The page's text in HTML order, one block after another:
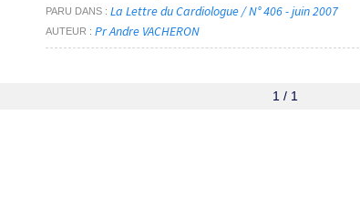
PARU DANS La Lettre du Cardiologue / N° 406 - juin 2007
AUTEUR Pr Andre VACHERON
1 / 1